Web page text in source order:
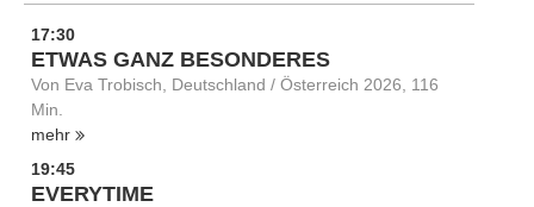
17:30
ETWAS GANZ BESONDERES
Von Eva Trobisch, Deutschland / Österreich 2026, 116
Min.
mehr
19:45
EVERYTIME